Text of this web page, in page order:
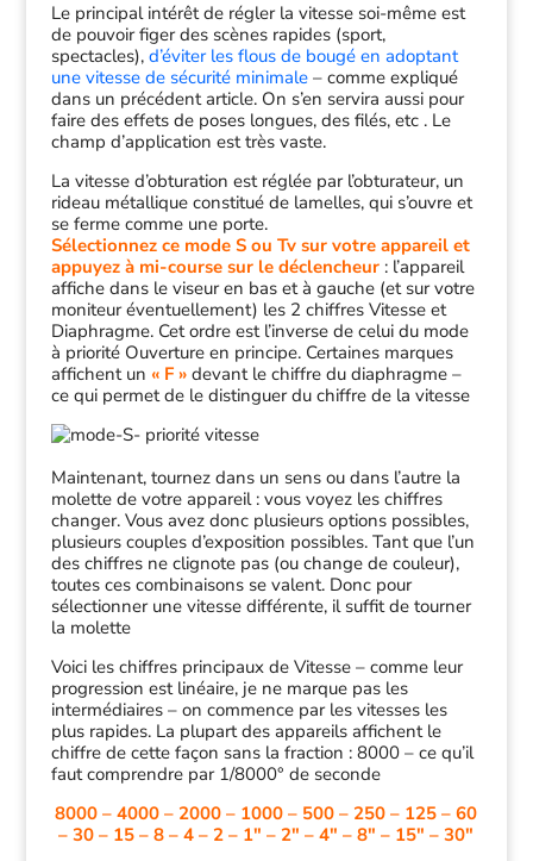
Le principal intérêt de régler la vitesse soi-même est
de pouvoir figer des scènes rapides (sport,
spectacles), d’éviter les flous de bougé en adoptant
une vitesse de sécurité minimale– comme expliqué
dans un précédent article. On s’en servira aussi pour
faire des effets de poses longues, des filés, etc . Le
champ d’application est très vaste.
La vitesse d’obturation est réglée par l’obturateur, un
rideau métallique constitué de lamelles, qui s’ouvre et
se ferme comme une porte.
Sélectionnez ce mode S ou Tv sur votre appareil et
appuyez à mi-course sur le déclencheur : l’appareil
affiche dans le viseur en bas et à gauche (et sur votre
moniteur éventuellement) les 2 chiffres Vitesse et
Diaphragme. Cet ordre est l’inverse de celui du mode
à priorité Ouverture en principe. Certaines marques
affichent un « F »devant le chiffre du diaphragme –
ce qui permet de le distinguer du chiffre de la vitesse
Maintenant, tournez dans un sens ou dans l’autre la
molette de votre appareil : vous voyez les chiffres
changer. Vous avez donc plusieurs options possibles,
plusieurs couples d’exposition possibles. Tant que l’un
des chiffres ne clignote pas (ou change de couleur),
toutes ces combinaisons se valent. Donc pour
sélectionner une vitesse différente, il suffit de tourner
la molette
Voici les chiffres principaux de Vitesse – comme leur
progression est linéaire, je ne marque pas les
intermédiaires – on commence par les vitesses les
plus rapides. La plupart des appareils affichent le
chiffre de cette façon sans la fraction : 8000 – ce qu’il
faut comprendre par 1/8000° de seconde
8000 – 4000 – 2000 – 1000 – 500 – 250 – 125 – 60
– 30 – 15 – 8 – 4 – 2 – 1″ – 2″ – 4″ – 8″ – 15″ – 30″